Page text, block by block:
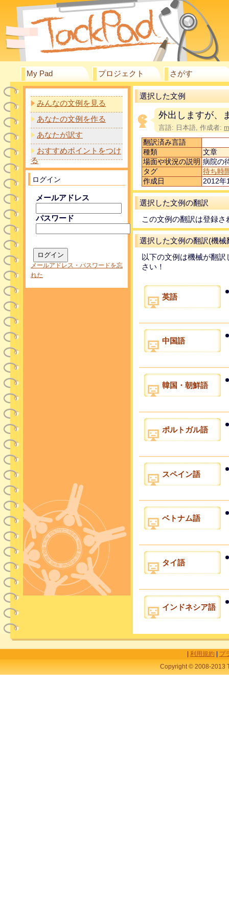
My Pad プロジェクト さがす
みんなの文例を見る
あなたの文例を作る
あなたが訳す
おすすめポイントをつけ
る
ログイン
メールアドレス
パスワード
メールアドレス・パスワードを忘
れた
選択した文例
外出しますが、
言語: 日本語, 作成者:
翻訳済み言語
種類
文章
場面や状況の説明 病院の
タグ
待ち時
作成日
2012年
選択した文例の翻訳
この文例の翻訳は登録さ
選択した文例の翻訳(機械
以下の文例は機械が翻
さい！
英語
中国語
韓国・朝鮮語
ポルトガル語
スペイン語
ベトナム語
タイ語
インドネシア語
利用規約
プ
Copyright © 2008-2013